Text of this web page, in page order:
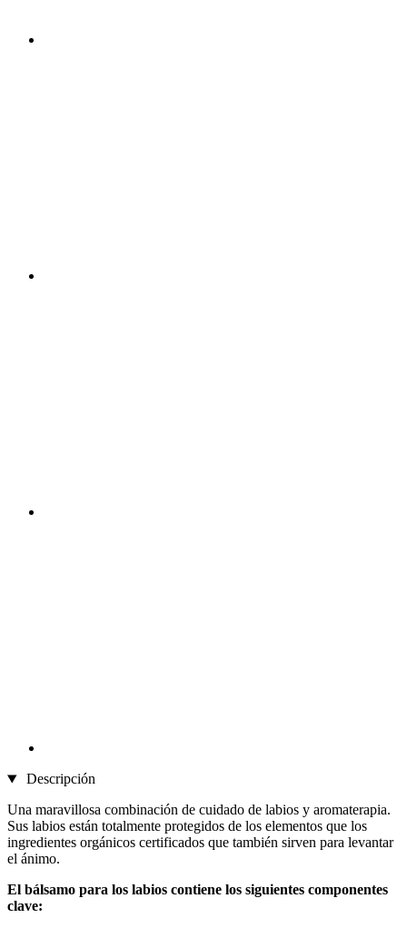
Descripción
Una maravillosa combinación de cuidado de labios y aromaterapia.
Sus labios están totalmente protegidos de los elementos que los
ingredientes orgánicos certificados que también sirven para levantar
el ánimo.
El bálsamo para los labios contiene los siguientes componentes
clave: